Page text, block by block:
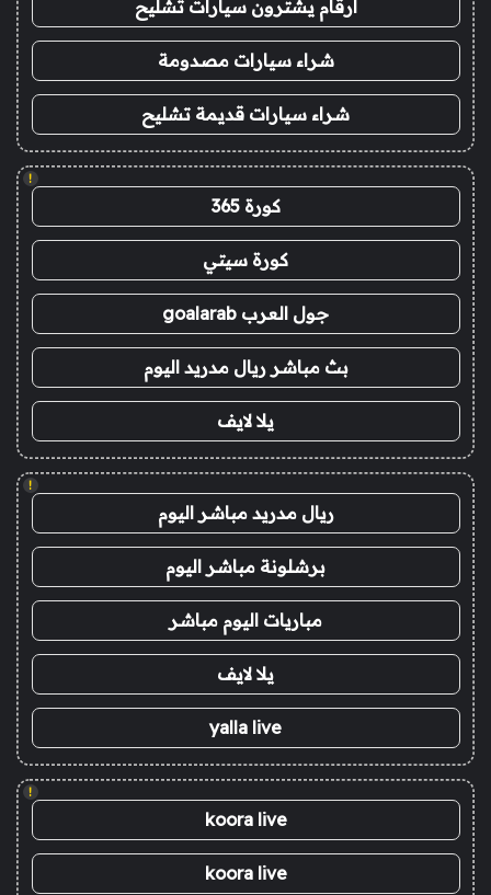
ارقام يشترون سيارات تشليح
شراء سيارات مصدومة
شراء سيارات قديمة تشليح
!
كورة 365
كورة سيتي
جول العرب goalarab
بث مباشر ريال مدريد اليوم
يلا لايف
!
ريال مدريد مباشر اليوم
برشلونة مباشر اليوم
مباريات اليوم مباشر
يلا لايف
yalla live
!
koora live
koora live